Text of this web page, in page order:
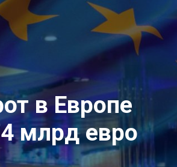
в Европе
млрд евро